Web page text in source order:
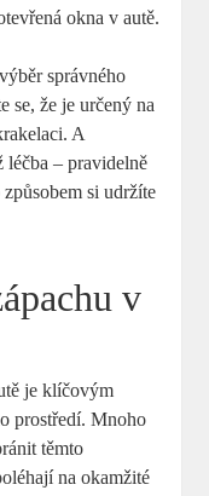
okna v autě.
správného
se, že je určený na
A
léčba – pravidelně
si udržíte
v
je klíčovým
prostředí. Mnoho
těmto
na okamžité